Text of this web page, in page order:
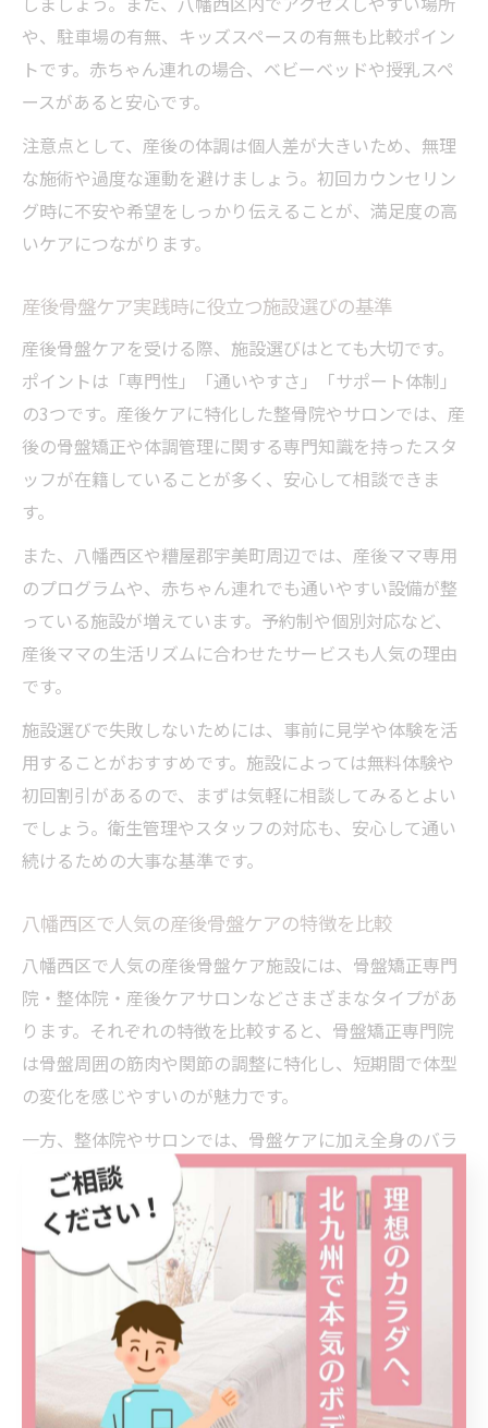
や、駐車場の有無、キッズスペースの有無も比較ポイン
トです。赤ちゃん連れの場合、ベビーベッドや授乳スペ
ースがあると安心です。
注意点として、産後の体調は個人差が大きいため、無理
な施術や過度な運動を避けましょう。初回カウンセリン
グ時に不安や希望をしっかり伝えることが、満足度の高
いケアにつながります。
産後骨盤ケア実践時に役立つ施設選びの基準
産後骨盤ケアを受ける際、施設選びはとても大切です。
ポイントは「専門性」「通いやすさ」「サポート体制」
の3つです。産後ケアに特化した整骨院やサロンでは、産
後の骨盤矯正や体調管理に関する専門知識を持ったスタ
ッフが在籍していることが多く、安心して相談できま
す。
また、八幡西区や糟屋郡宇美町周辺では、産後ママ専用
のプログラムや、赤ちゃん連れでも通いやすい設備が整
っている施設が増えています。予約制や個別対応など、
産後ママの生活リズムに合わせたサービスも人気の理由
です。
施設選びで失敗しないためには、事前に見学や体験を活
用することがおすすめです。施設によっては無料体験や
初回割引があるので、まずは気軽に相談してみるとよい
でしょう。衛生管理やスタッフの対応も、安心して通い
続けるための大事な基準です。
八幡西区で人気の産後骨盤ケアの特徴を比較
八幡西区で人気の産後骨盤ケア施設には、骨盤矯正専門
院・整体院・産後ケアサロンなどさまざまなタイプがあ
ります。それぞれの特徴を比較すると、骨盤矯正専門院
は骨盤周囲の筋肉や関節の調整に特化し、短期間で体型
の変化を感じやすいのが魅力です。
一方、整体院やサロンでは、骨盤ケアに加え全身のバラ
ンス調整やリラクゼーションも重視されているため、心
身のリフレッシュを求めるママに人気です。施設によっ
ては産後の骨盤底筋トレーニングや、姿勢改善プログラ
ムも用意されています。
料金や回数、施術時間は施設ごとに異なりますが、八幡
西区内では1回あたりの料金相場や回数券の有無など、事
前に比較して自分に合ったプランを選ぶことが大切で
す。利用者の口コミや体験談も参考にして、無理なく続